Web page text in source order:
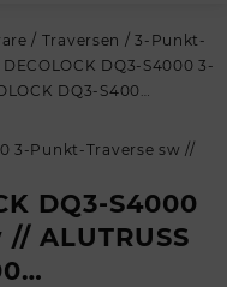
/ Traversen /3-Punkt-
DECOLOCK DQ3-S4000 3-
DQ3-S400…
DQ3-S4000
ALUTRUSS